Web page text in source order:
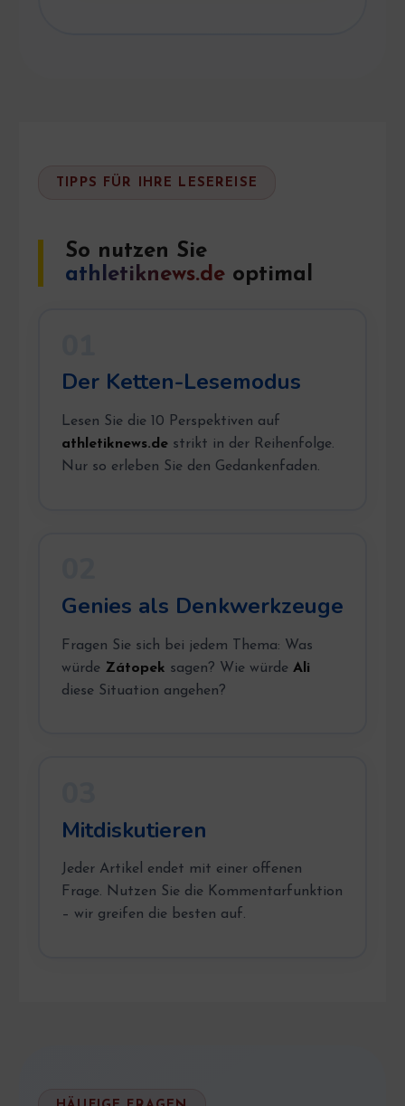
TIPPS FÜR IHRE LESEREISE
So nutzen Sie
athletiknews.de optimal
Der Ketten-Lesemodus
Lesen Sie die 10 Perspektiven auf
athletiknews.destrikt in der Reihenfolge.
Nur so erleben Sie den Gedankenfaden.
Genies als Denkwerkzeuge
Fragen Sie sich bei jedem Thema: Was
würde Zátopek sagen? Wie würde Ali
diese Situation angehen?
Mitdiskutieren
Jeder Artikel endet mit einer offenen
Frage. Nutzen Sie die Kommentarfunktion
– wir greifen die besten auf.